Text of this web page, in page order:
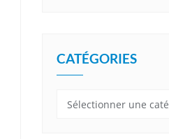
CATÉGORIES
Catégories